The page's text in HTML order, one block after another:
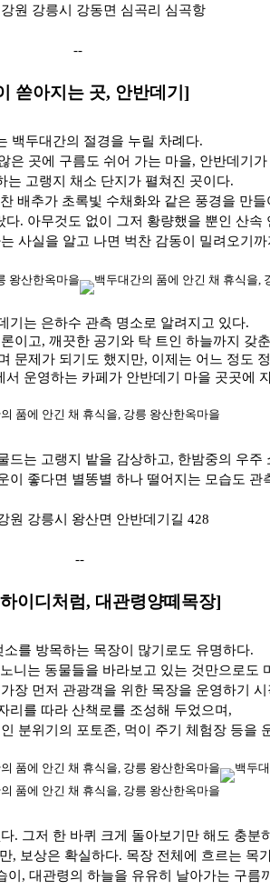
원 강릉시 강동면 심곡리 심곡항
--
쏟아지는 곳, 안반데기]
백두대간의 절경을 누릴 차례다.
은 곳에 구름도 쉬어 가는 마을, 안반데기가
는 고랭지 채소 단지가 펼쳐진 곳이다.
배추가 초록빛 수채화와 같은 풍경을 만들
. 아무것도 없이 그저 황량했을 뿐인 산속
사실을 알고 나면 벅찬 감동이 밀려오기까
기는 은하수 관측 명소로 알려지고 있다.
이고, 깨끗한 공기와 탁 트인 하늘까지 갖
문제가 되기도 했지만, 이제는 어느 정도
서 운영하는 카페가 안반데기 마을 곳곳에
드는 고랭지 밭을 감상하고, 한밤중의 우주
이 좋다면 별똥별 하나 떨어지는 모습도 관
원 강릉시 왕산면 안반데기길 428
--
이디처럼, 대관령양떼목장]
를 방목하는 목장이 많기로도 유명하다.
니는 동물들을 바라보고 있는 것만으로도
장 먼저 관광객을 위한 목장을 운영하기
리를 따라 산책로를 조성해 두었으며,
분위기의 포토존, 먹이 주기 체험장 등을
. 그저 한 바퀴 크게 돌아보기만 해도 충분
, 보상은 확실하다. 목장 전체에 흐르는 목
이, 대관령의 하늘을 유유히 날아가는 구름